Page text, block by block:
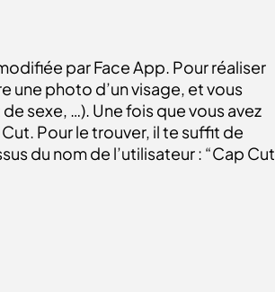
par Face App. Pour réaliser
une photo d’un visage, et vous
sexe, …). Une fois que vous avez
Pour le trouver, il te suffit de
du nom de l’utilisateur : “Cap Cut